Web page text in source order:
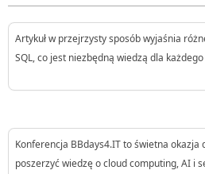
Artykuł w przejrzysty sposób wyjaśnia
SQL, co jest niezbędną wiedzą dla
Konferencja BBdays4.IT to świetna okazja
poszerzyć wiedzę o cloud computing, AI i